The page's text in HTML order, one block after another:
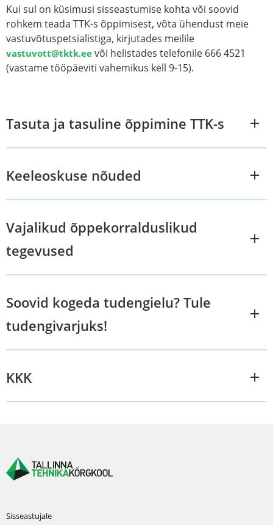
Kui sul on küsimusi sisseastumise kohta või soovid
rohkem teada TTK-s õppimisest, võta ühendust meie
vastuvõtuspetsialistiga, kirjutades meilile
vastuvott@tktk.ee või helistades telefonile 666 4521
(vastame tööpäeviti vahemikus kell 9-15).
Tasuta ja tasuline õppimine TTK-s
Keeleoskuse nõuded
Vajalikud õppekorralduslikud
tegevused
Soovid kogeda tudengielu? Tule
tudengivarjuks!
KKK
Sisseastujale